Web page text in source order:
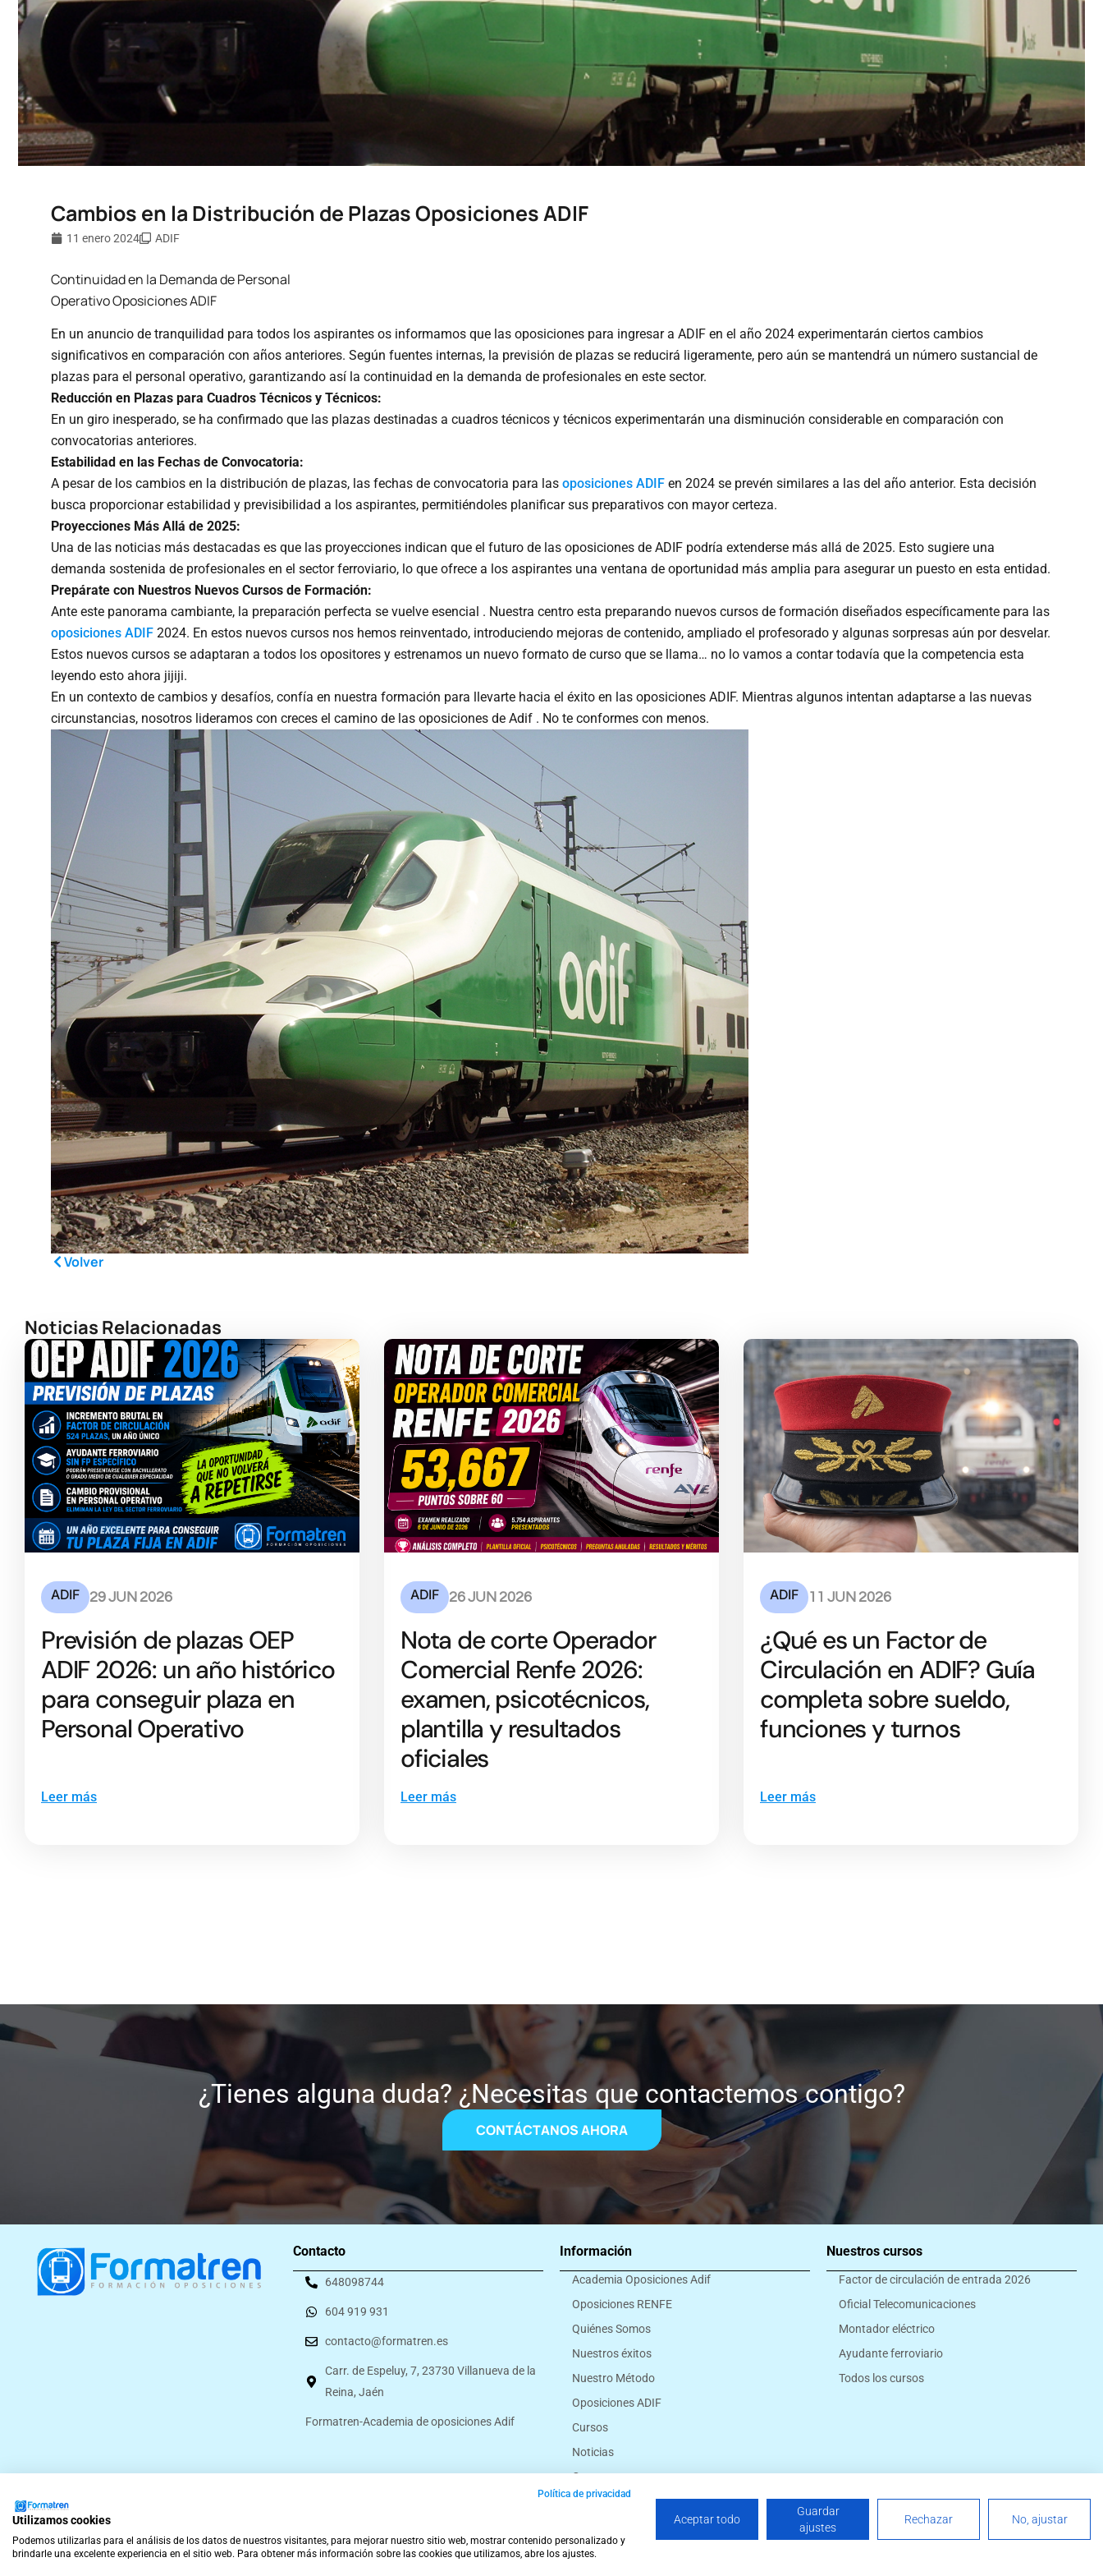
Cambios en la Distribución de Plazas Oposiciones ADIF
11 enero 2024 ADIF
Continuidad en la Demanda de Personal
Operativo Oposiciones ADIF
En un anuncio de tranquilidad para todos los aspirantes os informamos que las oposiciones para ingresar a ADIF en el año 2024 experimentarán ciertos cambios
significativos en comparación con años anteriores. Según fuentes internas, la previsión de plazas se reducirá ligeramente, pero aún se mantendrá un número sustancial de
plazas para el personal operativo, garantizando así la continuidad en la demanda de profesionales en este sector.
Reducción en Plazas para Cuadros Técnicos y Técnicos:
En un giro inesperado, se ha confirmado que las plazas destinadas a cuadros técnicos y técnicos experimentarán una disminución considerable en comparación con
convocatorias anteriores.
Estabilidad en las Fechas de Convocatoria:
A pesar de los cambios en la distribución de plazas, las fechas de convocatoria para las oposiciones ADIF en 2024 se prevén similares a las del año anterior. Esta decisión
busca proporcionar estabilidad y previsibilidad a los aspirantes, permitiéndoles planificar sus preparativos con mayor certeza.
Proyecciones Más Allá de 2025:
Una de las noticias más destacadas es que las proyecciones indican que el futuro de las oposiciones de ADIF podría extenderse más allá de 2025. Esto sugiere una
demanda sostenida de profesionales en el sector ferroviario, lo que ofrece a los aspirantes una ventana de oportunidad más amplia para asegurar un puesto en esta entidad.
Prepárate con Nuestros Nuevos Cursos de Formación:
Ante este panorama cambiante, la preparación perfecta se vuelve esencial . Nuestra centro esta preparando nuevos cursos de formación diseñados específicamente para las
oposiciones ADIF 2024. En estos nuevos cursos nos hemos reinventado, introduciendo mejoras de contenido, ampliado el profesorado y algunas sorpresas aún por desvelar.
Estos nuevos cursos se adaptaran a todos los opositores y estrenamos un nuevo formato de curso que se llama… no lo vamos a contar todavía que la competencia esta
leyendo esto ahora jijiji.
En un contexto de cambios y desafíos, confía en nuestra formación para llevarte hacia el éxito en las oposiciones ADIF. Mientras algunos intentan adaptarse a las nuevas
circunstancias, nosotros lideramos con creces el camino de las oposiciones de Adif . No te conformes con menos.
Volver
Noticias Relacionadas
ADIF 29 JUN 2026
Previsión de plazas OEP
ADIF 2026: un año histórico
para conseguir plaza en
Personal Operativo
Leer más
ADIF 26 JUN 2026
Nota de corte Operador
Comercial Renfe 2026:
examen, psicotécnicos,
plantilla y resultados
oficiales
Leer más
ADIF 11 JUN 2026
¿Qué es un Factor de
Circulación en ADIF? Guía
completa sobre sueldo,
funciones y turnos
Leer más
¿Tienes alguna duda? ¿Necesitas que contactemos contigo?
CONTÁCTANOS AHORA
Contacto
648098744
604 919 931
contacto@formatren.es
Carr. de Espeluy, 7, 23730 Villanueva de la
Reina, Jaén
Formatren-Academia de oposiciones Adif
Información
Academia Oposiciones Adif
Oposiciones RENFE
Quiénes Somos
Nuestros éxitos
Nuestro Método
Oposiciones ADIF
Cursos
Noticias
Contacto
Nuestros cursos
Factor de circulación de entrada 2026
Oficial Telecomunicaciones
Montador eléctrico
Ayudante ferroviario
Todos los cursos
© Formatren 2026 Política de Envíos, Cancelaciones y Devoluciones
e
F
a
I
n
h
Política de privacidad
Utilizamos cookies
Podemos utilizarlas para el análisis de los datos de nuestros visitantes, para mejorar nuestro sitio web, mostrar contenido personalizado y
brindarle una excelente experiencia en el sitio web. Para obtener más información sobre las cookies que utilizamos, abre los ajustes.
Aceptar todo
Guardar
ajustes
Rechazar No, ajustar